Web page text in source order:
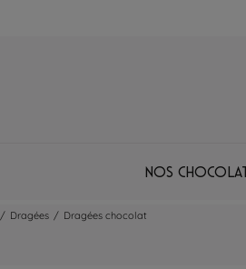
Nos
/ Dragées / Dragées chocolat